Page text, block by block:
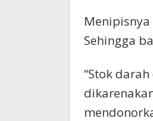
Sehingga
“Stok